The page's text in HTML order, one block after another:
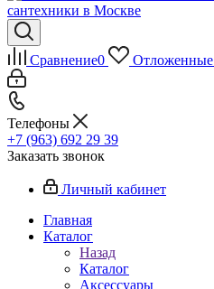
Сравнение0 Отложенные
Телефоны
+7 (963) 692 29 39
Заказать звонок
Личный кабинет
Главная
Каталог
Назад
Каталог
Аксессуары